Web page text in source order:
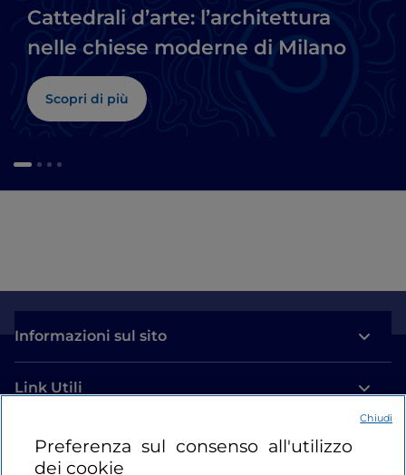
Cattedrali d’arte: l’architettura
nelle chiese moderne di Milano
Scopri di più
Informazioni sul sito
Link Utili
Login
Preferenza sul consenso all'utilizzo
dei cookie
Chiudi